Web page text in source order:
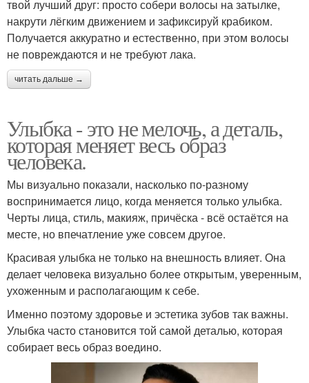
твой лучший друг: просто собери волосы на затылке,
накрути лёгким движением и зафиксируй крабиком.
Получается аккуратно и естественно, при этом волосы
не повреждаются и не требуют лака.
читать дальше →
Улыбка - это не мелочь, а деталь,
которая меняет весь образ
человека.
Мы визуально показали, насколько по-разному
воспринимается лицо, когда меняется только улыбка.
Черты лица, стиль, макияж, причёска - всё остаётся на
месте, но впечатление уже совсем другое.
Красивая улыбка не только на внешность влияет. Она
делает человека визуально более открытым, уверенным,
ухоженным и располагающим к себе.
Именно поэтому здоровье и эстетика зубов так важны.
Улыбка часто становится той самой деталью, которая
собирает весь образ воедино.